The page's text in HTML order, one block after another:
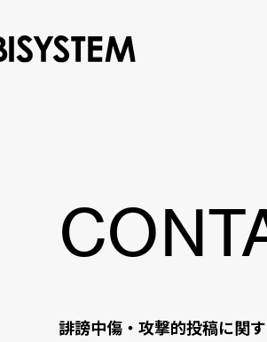
If
誹謗中傷・攻撃的投稿に関